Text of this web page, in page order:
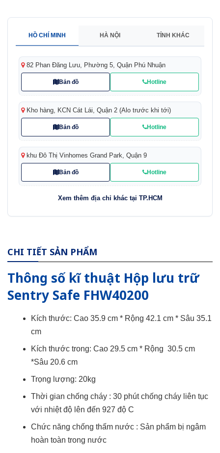
HỒ CHÍ MINH HÀ NỘI TỈNH KHÁC
82 Phan Đăng Lưu, Phường 5, Quận Phú Nhuận
Bản đồ Hotline
Kho hàng, KCN Cát Lái, Quận 2 (Alo trước khi tới)
Bản đồ Hotline
khu Đô Thị Vinhomes Grand Park, Quận 9
Bản đồ Hotline
Xem thêm địa chỉ khác tại TP.HCM
CHI TIẾT SẢN PHẨM
Thông số kĩ thuật Hộp lưu trữ
Sentry Safe FHW40200
Kích thước: Cao 35.9 cm * Rộng 42.1 cm * Sâu 35.1
cm
Kích thước trong: Cao 29.5 cm * Rộng 30.5 cm
*Sâu 20.6 cm
Trọng lượng: 20kg
Thời gian chống cháy : 30 phút chống cháy liên tục
với nhiệt độ lên đến 927 độ C
Chức năng chống thấm nước : Sản phẩm bị ngâm
hoàn toàn trong nước